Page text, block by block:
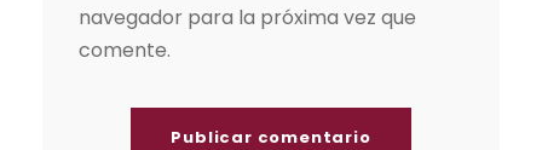
navegador para la próxima vez que
comente.